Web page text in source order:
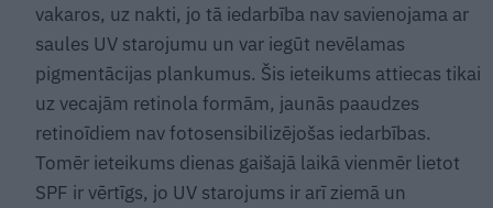
vakaros, uz nakti, jo tā iedarbība nav savienojama ar
saules UV starojumu un var iegūt nevēlamas
pigmentācijas plankumus. Šis ieteikums attiecas tikai
uz vecajām retinola formām, jaunās paaudzes
retinoīdiem nav fotosensibilizējošas iedarbības.
Tomēr ieteikums dienas gaišajā laikā vienmēr lietot
SPF ir vērtīgs, jo UV starojums ir arī ziemā un